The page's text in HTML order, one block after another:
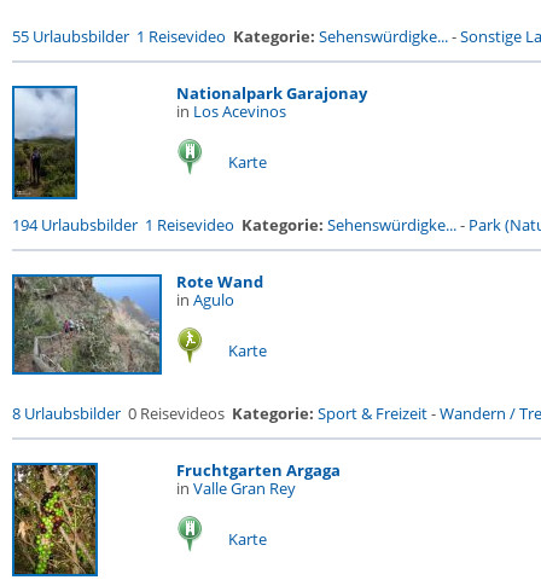
55 Urlaubsbilder 1 Reisevideo Kategorie: Sehenswürdigke...-Sonstige
Nationalpark Garajonay
in Los Acevinos
Karte
194 Urlaubsbilder 1 Reisevideo Kategorie: Sehenswürdigke...- Park
Rote Wand
in Agulo
Karte
8 Urlaubsbilder 0 Reisevideos Kategorie: Sport & Freizeit-Wandern /
Fruchtgarten Argaga
in Valle Gran Rey
Karte